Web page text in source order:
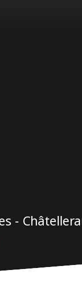
-